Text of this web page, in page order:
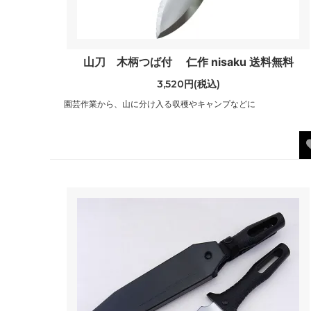
山刀 木柄つば付 仁作 nisaku 送料無料
3,520円(税込)
園芸作業から、山に分け入る収穫やキャンプなどに